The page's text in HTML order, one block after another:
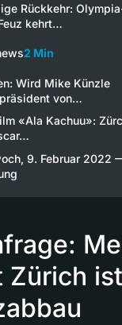
Rückkehr:
kehrt…
2 Min
Wird Mike Künzle
von…
«Ala Kachuu»:
9. Februar 2022
Zürich